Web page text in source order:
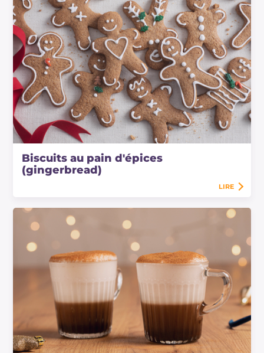
Biscuits au pain d'épices
(gingerbread)
LIRE